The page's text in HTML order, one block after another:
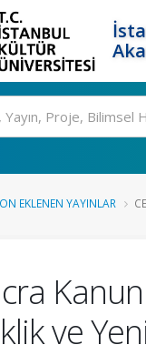
EKLENEN YAYINLAR
ve